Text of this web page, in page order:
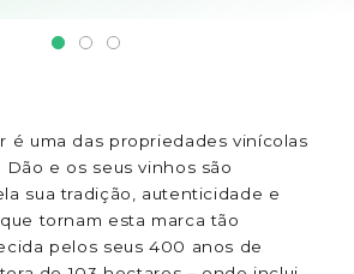
é uma das propriedades vinícolas
e os seus vinhos são
sua tradição, autenticidade e
tornam esta marca tão
pelos seus 400 anos de